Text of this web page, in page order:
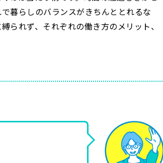
暮らしのバランスがきちんととれるな
られず、それぞれの働き方のメリット、